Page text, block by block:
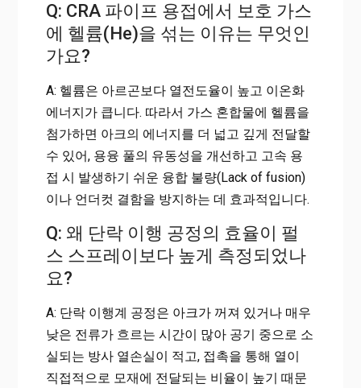
Q: CRA 파이프 용접에서 보호 가스
에 헬륨(He)을 섞는 이유는 무엇인
가요?
A: 헬륨은 아르곤보다 열전도율이 높고 이온화
에너지가 큽니다. 따라서 가스 혼합물에 헬륨을
첨가하면 아크의 에너지를 더 넓고 깊게 전달할
수 있어, 용융 풀의 유동성을 개선하고 고속 용
접 시 발생하기 쉬운 융합 불량(Lack of fusion)
이나 언더컷 결함을 방지하는 데 효과적입니다.
Q: 왜 단락 이행 공정의 효율이 펄
스 스프레이보다 높게 측정되었나
요?
A: 단락 이행계 공정은 아크가 꺼져 있거나 매우
낮은 전류가 흐르는 시간이 많아 공기 중으로 소
실되는 방사 열손실이 적고, 접촉을 통해 열이
직접적으로 모재에 전달되는 비율이 높기 때문